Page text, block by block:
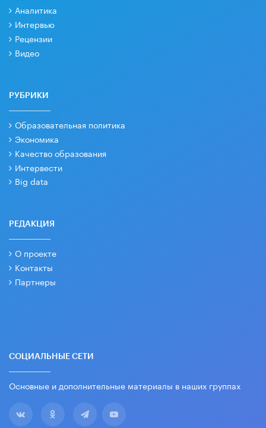
Аналитика
Интервью
Рецензии
Видео
РУБРИКИ
Образовательная политика
Экономика
Качество образования
Интервести
Big data
РЕДАКЦИЯ
О проекте
Контакты
Партнеры
СОЦИАЛЬНЫЕ СЕТИ
Основные и дополнительные материалы в наших группах